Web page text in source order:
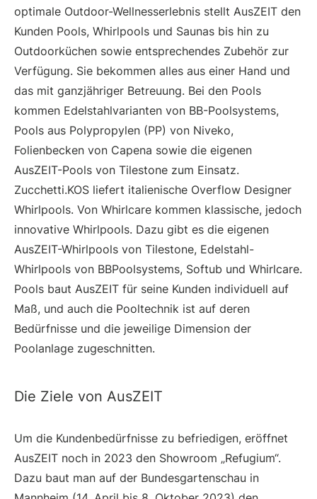
optimale Outdoor-Wellnesserlebnis stellt AusZEIT den
Kunden Pools, Whirlpools und Saunas bis hin zu
Outdoorküchen sowie entsprechendes Zubehör zur
Verfügung. Sie bekommen alles aus einer Hand und
das mit ganzjähriger Betreuung. Bei den Pools
kommen Edelstahlvarianten von BB-Poolsystems,
Pools aus Polypropylen (PP) von Niveko,
Folienbecken von Capena sowie die eigenen
AusZEIT-Pools von Tilestone zum Einsatz.
Zucchetti.KOS liefert italienische Overflow Designer
Whirlpools. Von Whirlcare kommen klassische, jedoch
innovative Whirlpools. Dazu gibt es die eigenen
AusZEIT-Whirlpools von Tilestone, Edelstahl-
Whirlpools von BBPoolsystems, Softub und Whirlcare.
Pools baut AusZEIT für seine Kunden individuell auf
Maß, und auch die Pooltechnik ist auf deren
Bedürfnisse und die jeweilige Dimension der
Poolanlage zugeschnitten.
Die Ziele von AusZEIT
Um die Kundenbedürfnisse zu befriedigen, eröffnet
AusZEIT noch in 2023 den Showroom „Refugium“.
Dazu baut man auf der Bundesgartenschau in